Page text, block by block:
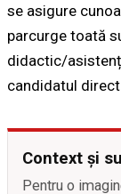
se asigure
parcurge toată
didactic/
candidatul
Context și
Pentru o